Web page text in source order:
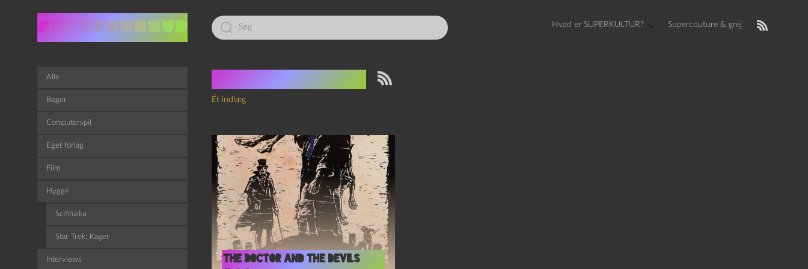
Led
efter:
Hvad er SUPERKULTUR? Supercouture & grej
Ét indlæg
The doctor and the devils
Alle
Bøger
Computerspil
Eget forlag
Film
Hygge
Scifihaiku
Star Trek: Kager
Interviews